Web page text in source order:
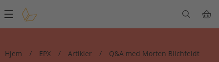
Main
navigation
Hjem / EPX / Artikler /
Q&A med Morten Blichfeldt